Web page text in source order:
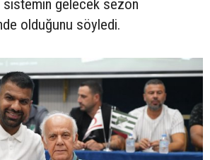
sistemin gelecek sezon
olduğunu söyledi.